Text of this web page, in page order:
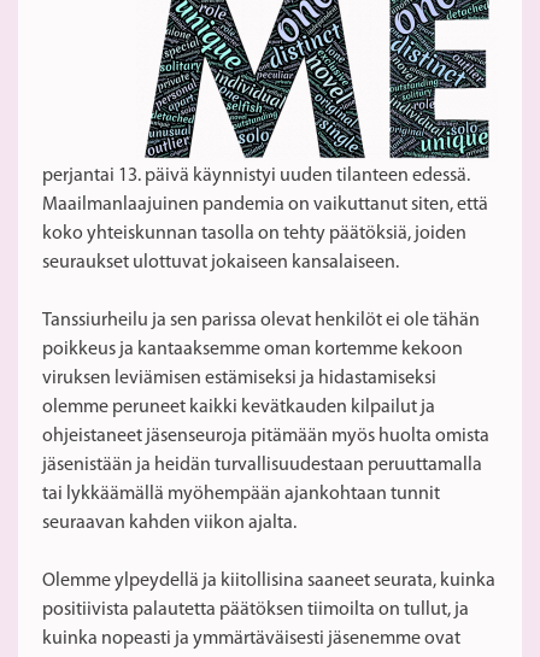
perjantai 13. päivä käynnistyi uuden tilanteen edessä.
Maailmanlaajuinen pandemia on vaikuttanut siten, että
koko yhteiskunnan tasolla on tehty päätöksiä, joiden
seuraukset ulottuvat jokaiseen kansalaiseen.
Tanssiurheilu ja sen parissa olevat henkilöt ei ole tähän
poikkeus ja kantaaksemme oman kortemme kekoon
viruksen leviämisen estämiseksi ja hidastamiseksi
olemme peruneet kaikki kevätkauden kilpailut ja
ohjeistaneet jäsenseuroja pitämään myös huolta omista
jäsenistään ja heidän turvallisuudestaan peruuttamalla
tai lykkäämällä myöhempään ajankohtaan tunnit
seuraavan kahden viikon ajalta.
Olemme ylpeydellä ja kiitollisina saaneet seurata, kuinka
positiivista palautetta päätöksen tiimoilta on tullut, ja
kuinka nopeasti ja ymmärtäväisesti jäsenemme ovat